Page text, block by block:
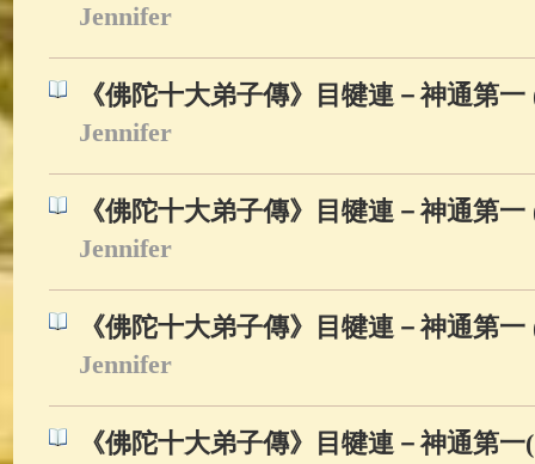
Jennifer
《佛陀十大弟子傳》目犍連－神通第
Jennifer
《佛陀十大弟子傳》目犍連－神通第
Jennifer
《佛陀十大弟子傳》目犍連－神通第
Jennifer
《佛陀十大弟子傳》目犍連－神通第